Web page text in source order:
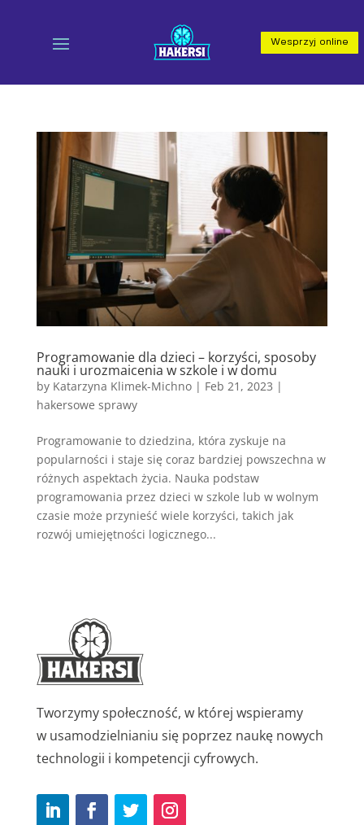
Wesprzyj online
Programowanie dla dzieci – korzyści, sposoby
nauki i urozmaicenia w szkole i w domu
by Katarzyna Klimek-Michno| Feb 21, 2023 |
hakersowe sprawy
Programowanie to dziedzina, która zyskuje na
popularności i staje się coraz bardziej powszechna w
różnych aspektach życia. Nauka podstaw
programowania przez dzieci w szkole lub w wolnym
czasie może przynieść wiele korzyści, takich jak
rozwój umiejętności logicznego...
Tworzymy społeczność, w której wspieramy
w usamodzielnianiu się poprzez naukę nowych
technologii i kompetencji cyfrowych.